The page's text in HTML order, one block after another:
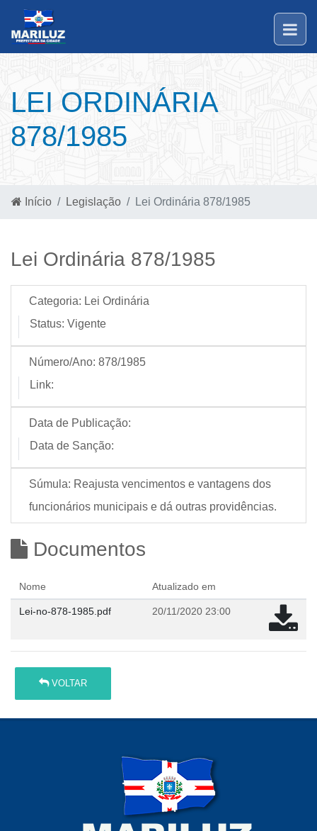
LEI ORDINÁRIA
878/1985
Início Legislação Lei Ordinária 878/1985
Lei Ordinária 878/1985
Categoria: Lei Ordinária
Status: Vigente
Número/Ano: 878/1985
Link:
Data de Publicação:
Data de Sanção:
Súmula: Reajusta vencimentos e vantagens dos
funcionários municipais e dá outras providências.
Documentos
Nome Atualizado em
Lei-no-878-1985.pdf 20/11/2020 23:00
VOLTAR